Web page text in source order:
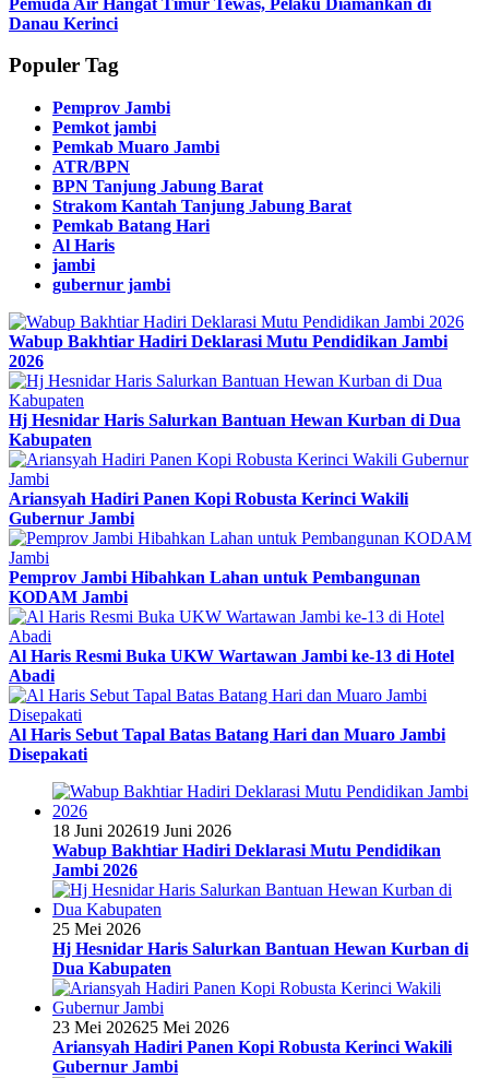
Danau Kerinci
Populer Tag
Pemprov Jambi
Pemkot jambi
Pemkab Muaro Jambi
ATR/BPN
BPN Tanjung Jabung Barat
Strakom Kantah Tanjung Jabung Barat
Pemkab Batang Hari
Al Haris
jambi
gubernur jambi
Wabup Bakhtiar Hadiri Deklarasi Mutu Pendidikan Jambi
2026
Hj Hesnidar Haris Salurkan Bantuan Hewan Kurban di Dua
Kabupaten
Ariansyah Hadiri Panen Kopi Robusta Kerinci Wakili
Gubernur Jambi
Pemprov Jambi Hibahkan Lahan untuk Pembangunan
KODAM Jambi
Al Haris Resmi Buka UKW Wartawan Jambi ke-13 di Hotel
Abadi
Al Haris Sebut Tapal Batas Batang Hari dan Muaro Jambi
Disepakati
18 Juni 202619 Juni 2026
Wabup Bakhtiar Hadiri Deklarasi Mutu Pendidikan
Jambi 2026
25 Mei 2026
Hj Hesnidar Haris Salurkan Bantuan Hewan Kurban di
Dua Kabupaten
23 Mei 202625 Mei 2026
Ariansyah Hadiri Panen Kopi Robusta Kerinci Wakili
Gubernur Jambi